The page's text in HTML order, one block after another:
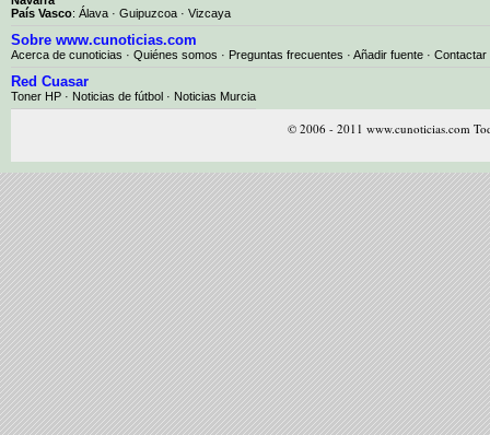
País Vasco: Álava · Guipuzcoa · Vizcaya
Sobre www.cunoticias.com
Acerca de cunoticias · Quiénes somos · Preguntas frecuentes · Añadir fuente · Contactar
Red Cuasar
Toner HP · Noticias de fútbol · Noticias Murcia
© 2006 - 2011 www.cunoticias.com